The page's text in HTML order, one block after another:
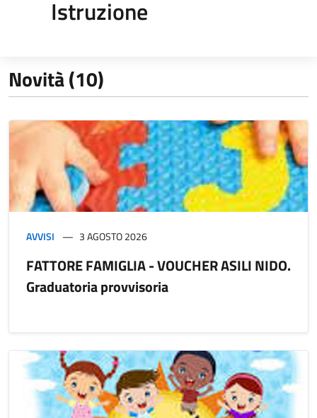
Istruzione
Novità (10)
AVVISI 3 AGOSTO 2026
FATTORE FAMIGLIA - VOUCHER ASILI NIDO.
Graduatoria provvisoria